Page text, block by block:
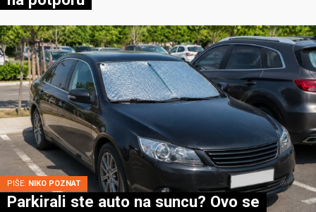
PIŠE: NIKO POZNAT
Parkirali ste auto na suncu? Ovo se